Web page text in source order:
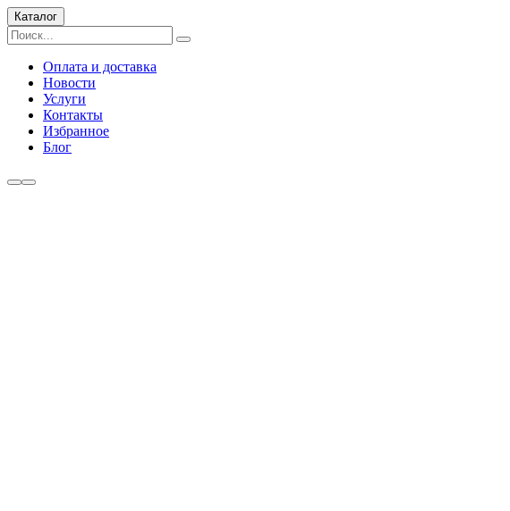
Каталог
Оплата и доставка
Новости
Услуги
Контакты
Избранное
Блог